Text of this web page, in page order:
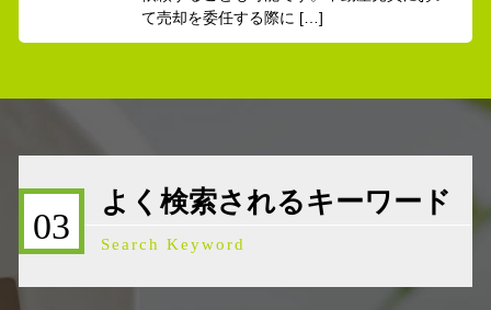
て売却を委任する際に […]
03
よく検索されるキーワード
Search Keyword